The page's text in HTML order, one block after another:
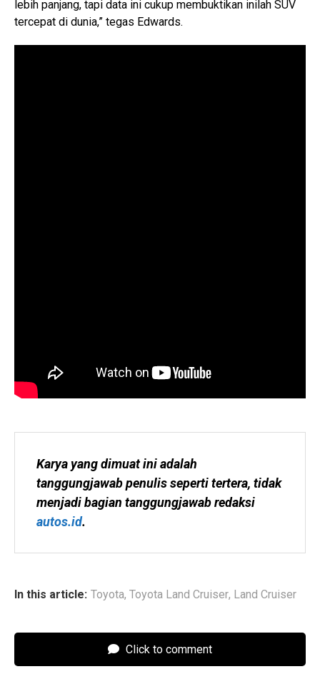
lebih panjang, tapi data ini cukup membuktikan inilah SUV
tercepat di dunia,” tegas Edwards.
Karya yang dimuat ini adalah
tanggungjawab penulis seperti tertera, tidak
autos.id.
In this article: Toyota, Toyota Land Cruiser, Land Cruiser
Click to comment